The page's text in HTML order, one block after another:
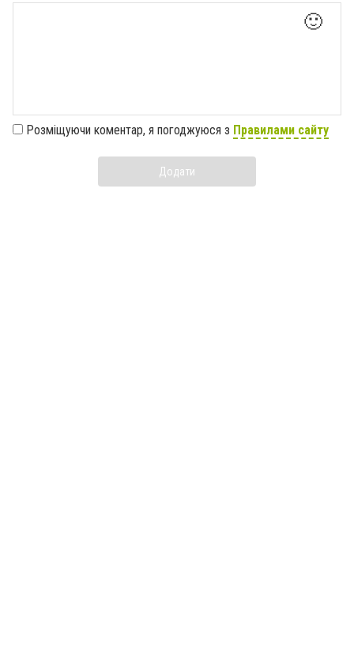
🙂
Розміщуючи коментар, я погоджуюся з Правилами сайту
Додати